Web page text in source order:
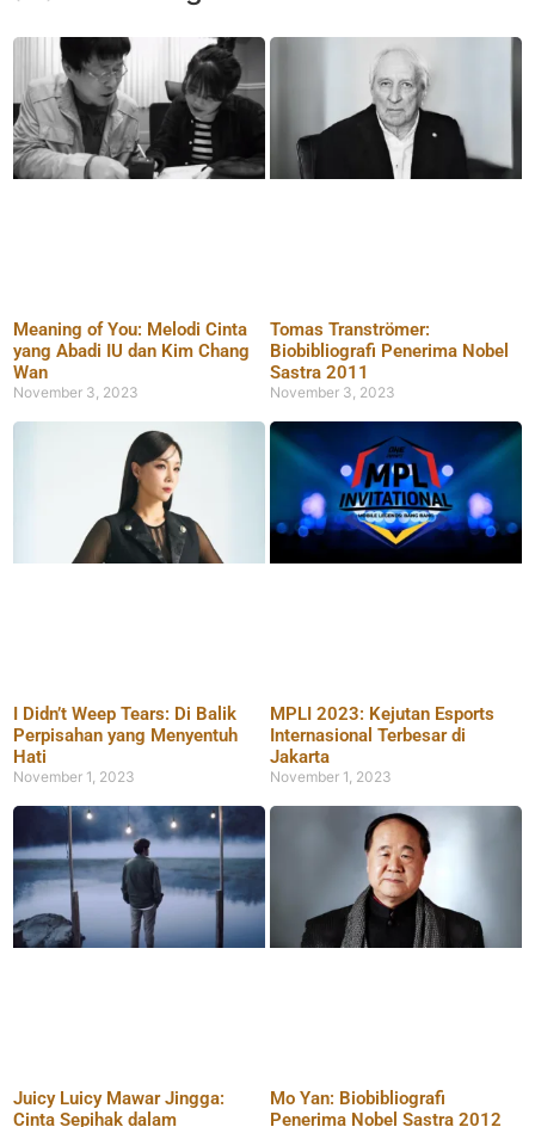
Meaning of You: Melodi Cinta
yang Abadi IU dan Kim Chang
Wan
November 3, 2023
Tomas Tranströmer:
Biobibliografi Penerima Nobel
Sastra 2011
November 3, 2023
I Didn’t Weep Tears: Di Balik
Perpisahan yang Menyentuh
Hati
November 1, 2023
MPLI 2023: Kejutan Esports
Internasional Terbesar di
Jakarta
November 1, 2023
Juicy Luicy Mawar Jingga:
Cinta Sepihak dalam
Mo Yan: Biobibliografi
Penerima Nobel Sastra 2012